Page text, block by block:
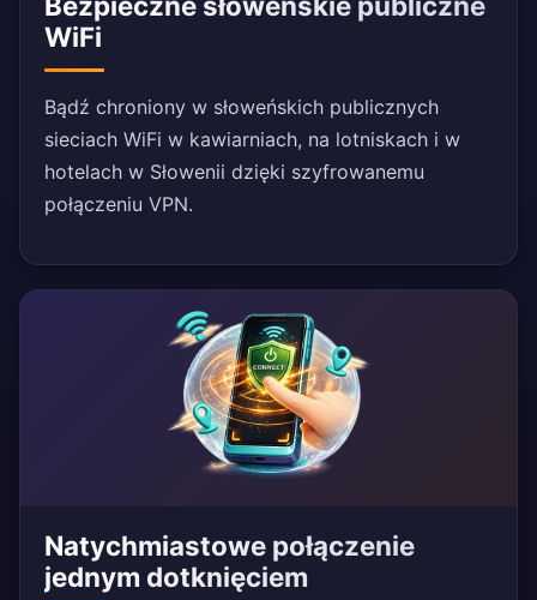
WiFi
Bądź chroniony w słoweńskich publicznych
sieciach WiFi w kawiarniach, na lotniskach i w
hotelach w Słowenii dzięki szyfrowanemu
połączeniu VPN.
Natychmiastowe połączenie
jednym dotknięciem